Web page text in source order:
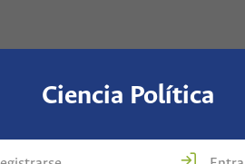
Ciencia Política